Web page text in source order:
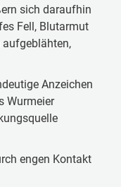
sich daraufhin
Fell, Blutarmut
Anzeichen
Wurmeier
engen Kontakt